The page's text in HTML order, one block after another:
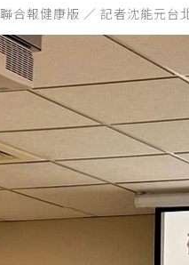
聯合報健康版 ／ 記者沈能元台